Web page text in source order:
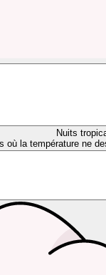
Nuits
où la température ne